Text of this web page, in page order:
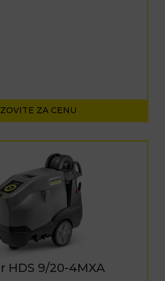
ZA CENU
HDS 9/20-4MXA